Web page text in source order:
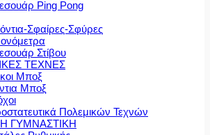
Ping Pong
Σφαίρες-Σφύρες
Στίβου
ΤΕΧΝΕΣ
Μποξ
Μποξ
Πολεμικών Τεχνών
ΓΥΜΝΑΣΤΙΚΗ